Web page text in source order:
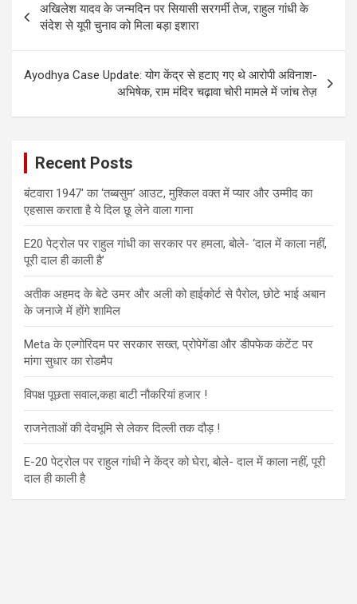
navigation
अखिलेश यादव के जन्मदिन पर सियासी सरगर्मी तेज, राहुल गांधी के
संदेश से यूपी चुनाव को मिला बड़ा इशारा
Ayodhya Case Update: योग केंद्र से हटाए गए थे आरोपी अविनाश-
अभिषेक, राम मंदिर चढ़ावा चोरी मामले में जांच तेज़
Recent Posts
बंटवारा 1947′ का ‘तब्बसुम’ आउट, मुश्किल वक्त में प्यार और उम्मीद का
एहसास कराता है ये दिल छू लेने वाला गाना
E20 पेट्रोल पर राहुल गांधी का सरकार पर हमला, बोले- ‘दाल में काला नहीं,
पूरी दाल ही काली है’
अतीक अहमद के बेटे उमर और अली को हाईकोर्ट से पैरोल, छोटे भाई अबान
के जनाजे में होंगे शामिल
Meta के एल्गोरिदम पर सरकार सख्त, प्रोपेगेंडा और डीपफेक कंटेंट पर
मांगा सुधार का रोडमैप
विपक्ष पूछता सवाल,कहा बाटी नौकरियां हजार !
राजनेताओं की देवभूमि से लेकर दिल्ली तक दौड़ !
E-20 पेट्रोल पर राहुल गांधी ने केंद्र को घेरा, बोले- दाल में काला नहीं, पूरी
दाल ही काली है